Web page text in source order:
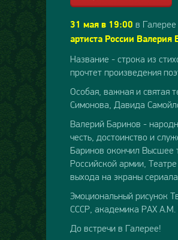
31 мая в 19:00 в
артиста России
Название - строка из
прочтет произведения
Особая, важная и святая
Симонова, Давида
Валерий Баринов -
честь, достоинство и
Баринов окончил Высшее
Российской армии,
выхода на экраны
Эмоциональный рисунок
СССР, академика РАХ А.М.
До встречи в Галерее!